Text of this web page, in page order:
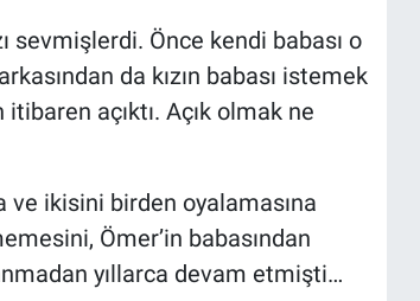
sevmişlerdi. Önce kendi babası o
da kızın babası istemek
açıktı. Açık olmak ne
ve ikisini birden oyalamasına
Ömer’in babasından
yıllarca devam etmişti…